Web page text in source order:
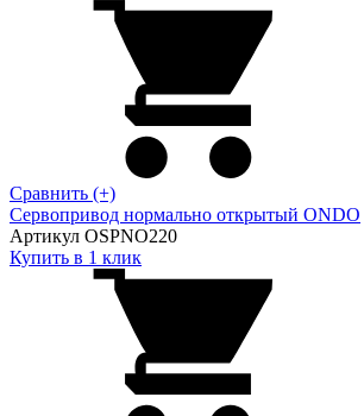
Сравнить (+)
Сервопривод нормально открытый ONDO
Артикул OSPNO220
Купить в 1 клик